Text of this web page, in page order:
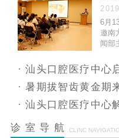
以规范守护健康，
正…
汕头口腔医疗中心
关于汕头口腔医疗
就诊更省心！4月
全…
汕头口腔医疗中心
6月
邀南
闻部
汕头口腔医疗中心启动“八一
暑期拔智齿黄金期来袭！汕头
汕头口腔医疗中心解超勇院长
诊室导航 CLINC